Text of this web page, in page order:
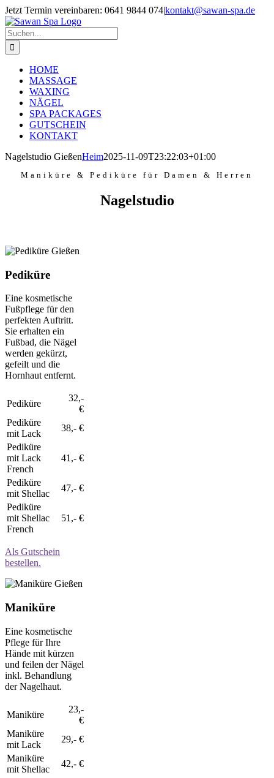
Zum
Inhalt
springen
Jetzt Termin vereinbaren: 0641 9844 074|kontakt@sawan-spa.de
Facebook
Instagram
Suche
nach:
HOME
MASSAGE
WAXING
NÄGEL
SPA PACKAGES
GUTSCHEIN
KONTAKT
Nagelstudio GießenHeim2025-11-09T23:22:03+01:00
Maniküre & Pediküre für Damen & Herren
Nagelstudio
Pediküre
Eine kosmetische
Fußpflege für den
perfekten Auftritt.
Sie erhalten ein
Fußbad, die Nägel
werden gekürzt,
gefeilt und die
Hornhaut entfernt.
Pediküre
32,-
€
Pediküre
mit Lack
38,- €
Pediküre
mit Lack
French
41,- €
Pediküre
mit Shellac
47,- €
Pediküre
mit Shellac
French
51,- €
Als Gutschein
bestellen.
Maniküre
Eine kosmetische
Pflege für Ihre
Hände mit kürzen
und feilen der Nägel
inkl. Behandlung
der Nagelhaut.
Maniküre
23,-
€
Maniküre
mit Lack
29,- €
Maniküre
mit Shellac
42,- €